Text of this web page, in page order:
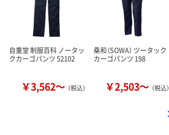
自重堂 制服百科 ノータッ
クカーゴパンツ 52102
￥3,562～ （税込）
桑和（SOWA） ツータック
カーゴパンツ 198
￥2,503～ （税込）